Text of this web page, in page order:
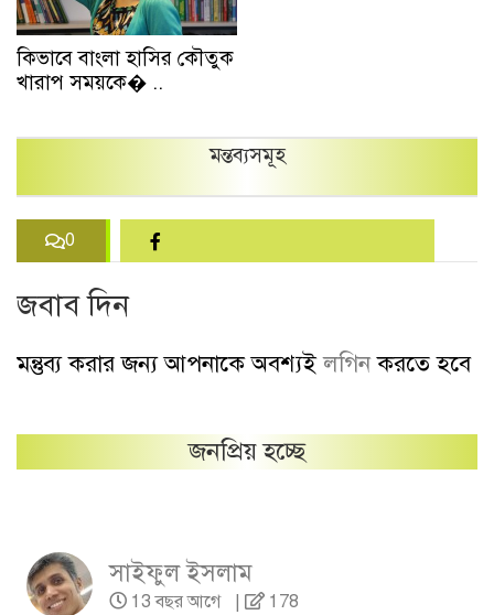
কিভাবে বাংলা হাসির কৌতুক
খারাপ সময়কে� ..
মন্তব্যসমূহ
0
জবাব দিন
মন্তুব্য করার জন্য আপনাকে অবশ্যইলগিনকরতে হবে
জনপ্রিয় হচ্ছে
সাইফুল ইসলাম
13 বছর আগে | 178